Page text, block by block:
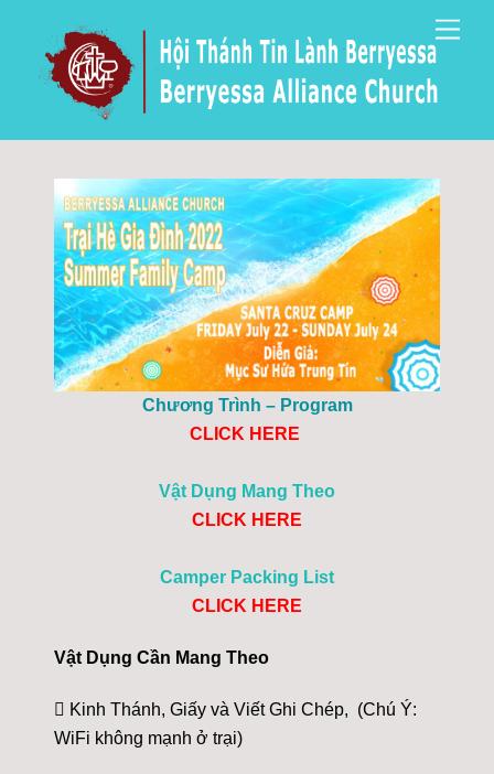
content
Chương Trình – Program
CLICK HERE
Vật Dụng Mang Theo
CLICK HERE
Camper Packing List
CLICK HERE
Vật Dụng Cần Mang Theo
 Kinh Thánh, Giấy và Viết Ghi Chép, (Chú Ý:
WiFi không mạnh ở trại)